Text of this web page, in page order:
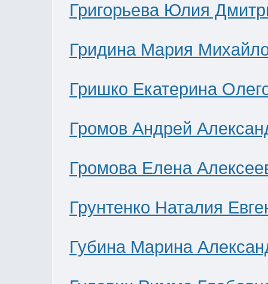
Григорьева Юлия
Гридина Мария
Гришко Екатерина
Громов Андрей
Громова Елена
Грунтенко Наталия
Губина Марина